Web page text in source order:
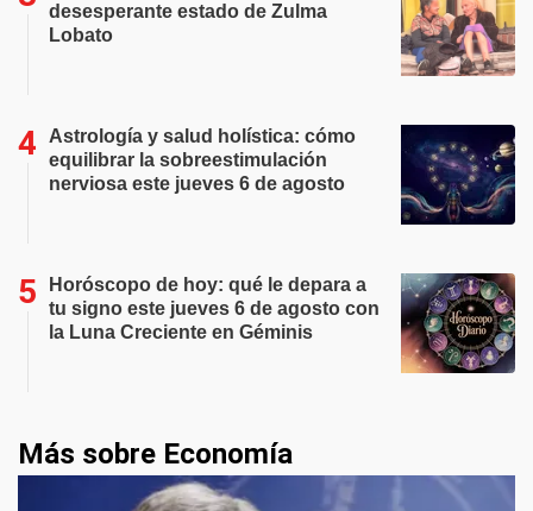
desesperante estado de Zulma
Lobato
Astrología y salud holística: cómo
equilibrar la sobreestimulación
nerviosa este jueves 6 de agosto
Horóscopo de hoy: qué le depara a
tu signo este jueves 6 de agosto con
la Luna Creciente en Géminis
Más sobre Economía